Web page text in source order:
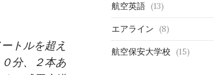
トルを超え
分、２本あ
航空英語 (13)
エアライン (8)
航空保安大学校 (15)